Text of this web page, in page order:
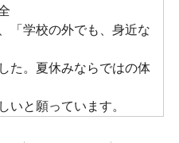
「学校の外でも、身近な
た。夏休みならではの体
いと願っています。